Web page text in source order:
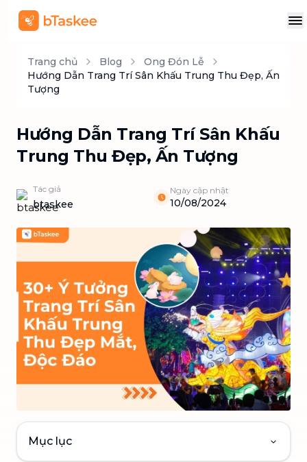
Trang chủ Blog
Ong Đón Lễ
Hướng Dẫn Trang Trí Sân Khấu Trung Thu Đẹp, Ấn
Tượng
Hướng Dẫn Trang Trí Sân Khấu
Trung Thu Đẹp, Ấn Tượng
Tác giả
btaskee
Ngày cập nhật
10/08/2024
Mục lục